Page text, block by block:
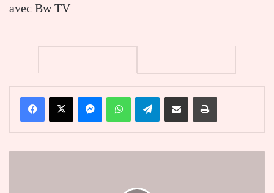
avec Bw TV
FacebookX MessengerWhatsAppTelegramPartager par email Imprimer